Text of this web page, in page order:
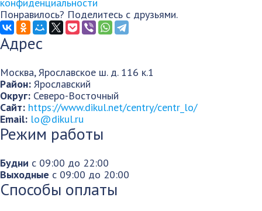
Понравилось? Поделитесь с друзьями.
Адрес
Москва,Ярославское ш. д. 116 к.1
Район: Ярославский
Округ: Северо-Восточный
Сайт: https://www.dikul.net/centry/centr_lo/
Email: lo@dikul.ru
Режим работы
Будни c 09:00 до 22:00
Выходные c 09:00 до 20:00
Способы оплаты